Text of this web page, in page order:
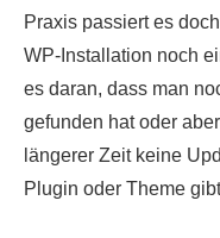
Praxis passiert es
WP-Installation noch
es daran, dass man
gefunden hat oder
längerer Zeit keine
Plugin oder Theme